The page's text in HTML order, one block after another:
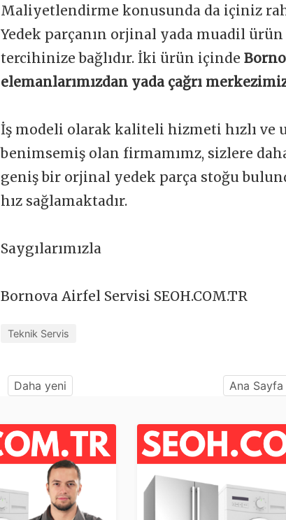
Maliyetlendirme konusunda da içiniz
Yedek parçanın orjinal yada muadil
tercihinize bağlıdır. İki ürün içinde
elemanlarımızdan yada çağrı
İş modeli olarak kaliteli hizmeti hızlı ve
benimsemiş olan firmamımz, sizlere
geniş bir orjinal yedek parça stoğu
hız sağlamaktadır.
Saygılarımızla
Bornova Airfel Servisi SEOH.COM.TR
Teknik Servis
Daha yeni Ana Sayfa